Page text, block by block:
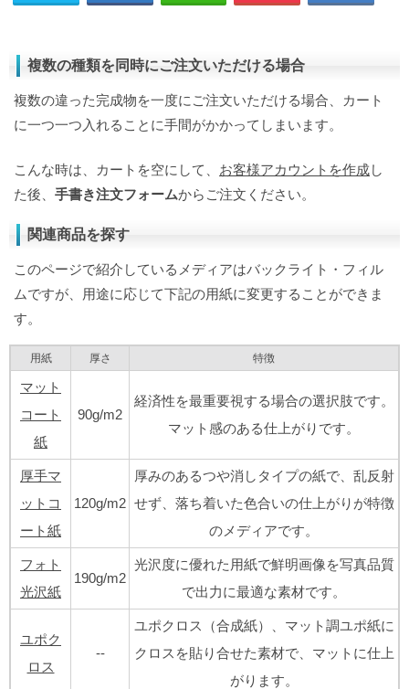
複数の種類を同時にご注文いただける場合
複数の違った完成物を一度にご注文いただける場合、カート
に一つ一つ入れることに手間がかかってしまいます。
こんな時は、カートを空にして、 お客様アカウントを作成し
た後、 手書き注文フォームからご注文ください。
関連商品を探す
このページで紹介しているメディアはバックライト・フィル
ムですが、用途に応じて下記の用紙に変更することができま
す。
用紙 厚さ 特徴
マット
コート
紙
90g/m2
経済性を最重要視する場合の選択肢です。
マット感のある仕上がりです。
厚手マ
ットコ
ート紙
120g/m2
厚みのあるつや消しタイプの紙で、乱反射
せず、落ち着いた色合いの仕上がりが特徴
のメディアです。
フォト
光沢紙
190g/m2
光沢度に優れた用紙で鮮明画像を写真品質
で出力に最適な素材です。
ユポク
ロス
--
ユポクロス（合成紙）、マット調ユポ紙に
クロスを貼り合せた素材で、マットに仕上
がります。